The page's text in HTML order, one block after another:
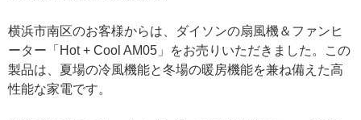
横浜市南区のお客様からは、ダイソンの扇風機＆ファンヒ
ーター「Hot + Cool AM05」をお売りいただきました。この
製品は、夏場の冷風機能と冬場の暖房機能を兼ね備えた高
性能な家電です。